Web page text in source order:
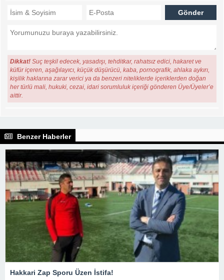
Dikkat! Suç teşkil edecek, yasadışı, tehditkar, rahatsız edici, hakaret ve
küfür içeren, aşağılayıcı, küçük düşürücü, kaba, pornografik, ahlaka aykırı,
kişilik haklarına zarar verici ya da benzeri niteliklerde içeriklerden doğan
her türlü mali, hukuki, cezai, idari sorumluluk içeriği gönderen Üye/Üyeler’e
aittir.
Benzer Haberler
Hakkari Zap Sporu Üzen İstifa!